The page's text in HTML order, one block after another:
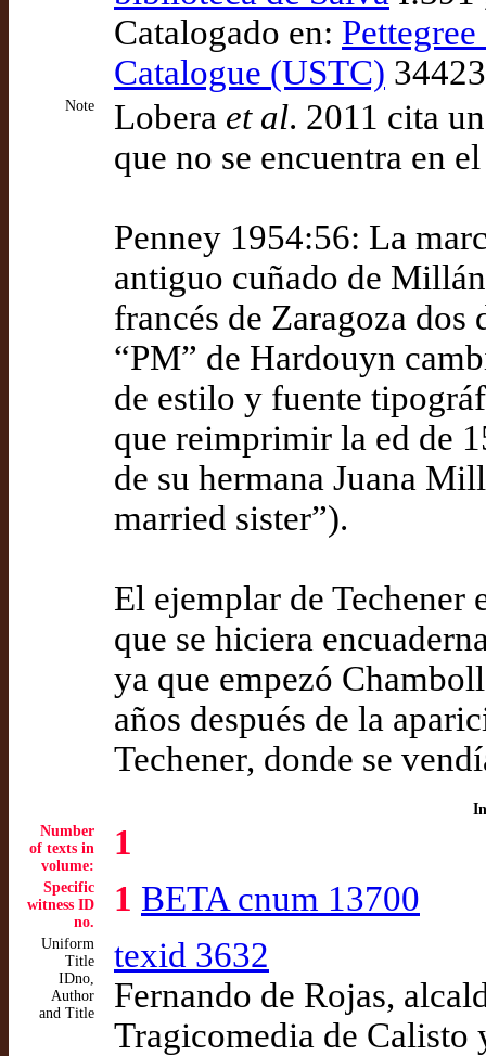
Catalogado en:
Catalogue (USTC)
Note Lobera et al. 2011 cita
que no se encuentra en
Penney 1954:56: La
antiguo cuñado de
francés de Zaragoza dos
“PM” de Hardouyn
de estilo y fuente
que reimprimir la ed de
de su hermana Juana
married sister”).
El ejemplar de Techener
que se hiciera
ya que empezó
años después de la
Techener, donde se
Number
of texts in
volume:
1
Specific
witness ID
no.
1 BETA cnum 13700
Uniform
Title
IDno,
Author
and Title
texid 3632
Fernando de Rojas,
Tragicomedia de Calisto